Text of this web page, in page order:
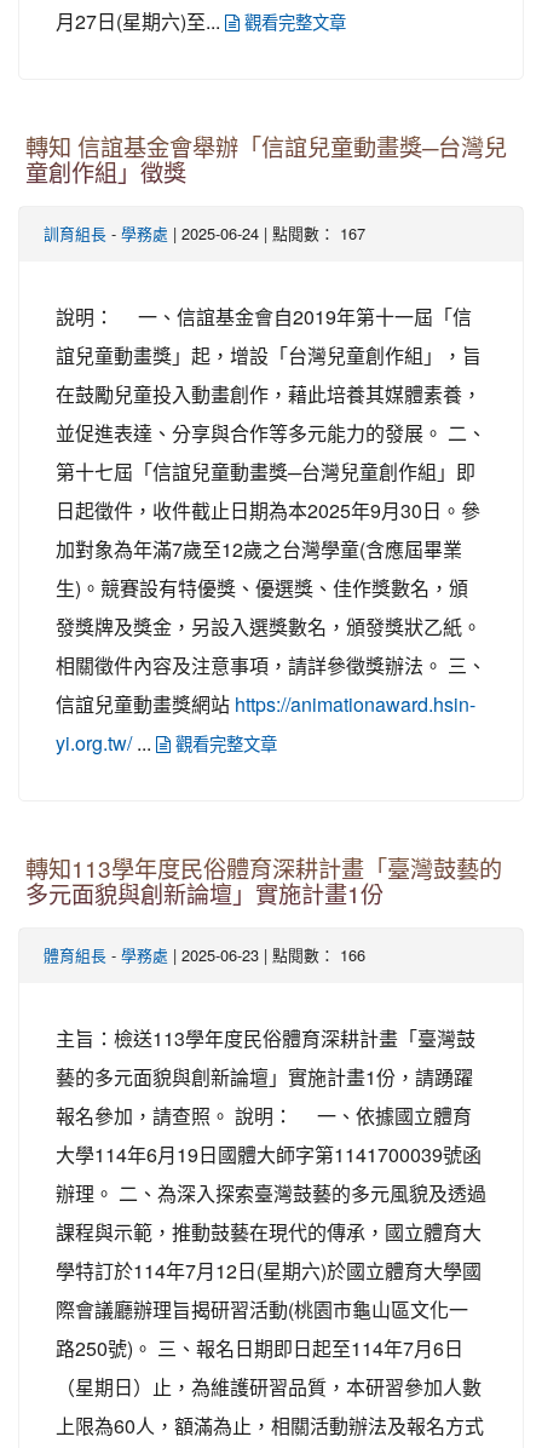
月27日(星期六)至...
觀看完整文章
轉知 信誼基金會舉辦「信誼兒童動畫獎─台灣兒
童創作組」徵獎
訓育組長 - 學務處 | 2025-06-24 | 點閱數： 167
說明： 一、信誼基金會自2019年第十一屆「信
誼兒童動畫獎」起，增設「台灣兒童創作組」，旨
在鼓勵兒童投入動畫創作，藉此培養其媒體素養，
並促進表達、分享與合作等多元能力的發展。 二、
第十七屆「信誼兒童動畫獎─台灣兒童創作組」即
日起徵件，收件截止日期為本2025年9月30日。參
加對象為年滿7歲至12歲之台灣學童(含應屆畢業
生)。競賽設有特優獎、優選獎、佳作獎數名，頒
發獎牌及獎金，另設入選獎數名，頒發獎狀乙紙。
相關徵件內容及注意事項，請詳參徵獎辦法。 三、
信誼兒童動畫獎網站 https://animationaward.hsin-
yi.org.tw/... 觀看完整文章
轉知113學年度民俗體育深耕計畫「臺灣鼓藝的
多元面貌與創新論壇」實施計畫1份
體育組長 - 學務處 | 2025-06-23 | 點閱數： 166
主旨：檢送113學年度民俗體育深耕計畫「臺灣鼓
藝的多元面貌與創新論壇」實施計畫1份，請踴躍
報名參加，請查照。 說明： 一、依據國立體育
大學114年6月19日國體大師字第1141700039號函
辦理。 二、為深入探索臺灣鼓藝的多元風貌及透過
課程與示範，推動鼓藝在現代的傳承，國立體育大
學特訂於114年7月12日(星期六)於國立體育大學國
際會議廳辦理旨揭研習活動(桃園市龜山區文化一
路250號)。 三、報名日期即日起至114年7月6日
（星期日）止，為維護研習品質，本研習參加人數
上限為60人，額滿為止，相關活動辦法及報名方式